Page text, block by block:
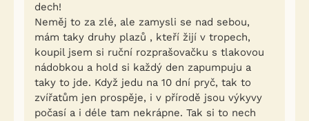
dech!
Neměj to za zlé, ale zamysli se nad sebou,
mám taky druhy plazů , kteří žijí v tropech,
koupil jsem si ruční rozprašovačku s tlakovou
nádobkou a hold si každý den zapumpuju a
taky to jde. Když jedu na 10 dní pryč, tak to
zvířatům jen prospěje, i v přírodě jsou výkyvy
počasí a i déle tam nekrápne. Tak si to nech